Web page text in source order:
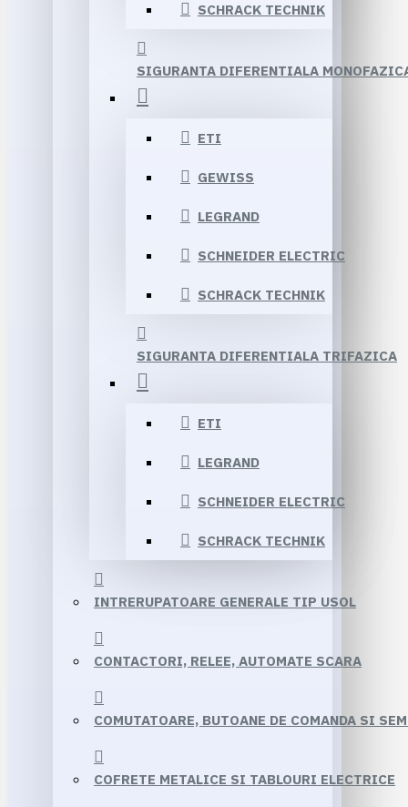
SCHRACK TECHNIK
SIGURANTA DIFERENTIALA
ETI
GEWISS
LEGRAND
SCHNEIDER ELECTRIC
SCHRACK TECHNIK
SIGURANTA DIFERENTIALA TRIFAZICA
ETI
LEGRAND
SCHNEIDER ELECTRIC
SCHRACK TECHNIK
INTRERUPATOARE GENERALE TIP USOL
CONTACTORI, RELEE, AUTOMATE SCARA
COMUTATOARE, BUTOANE DE COMANDA SI
COFRETE METALICE SI TABLOURI ELECTRICE